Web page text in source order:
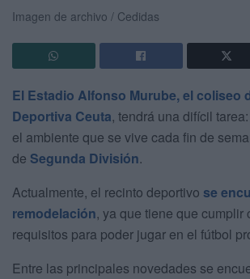
Imagen de archivo / Cedidas
El Estadio Alfonso Murube, el coliseo
Deportiva Ceuta, tendrá una difícil
el ambiente que se vive cada fin de
de Segunda División.
Actualmente, el recinto deportivo se
remodelación, ya que tiene que cumplir
requisitos para poder jugar en el fútbol
Entre las principales novedades se